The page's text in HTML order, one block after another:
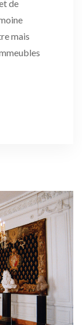
de
mais